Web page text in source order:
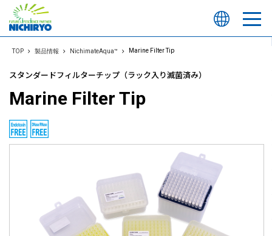
TOP 製品情報 NichimateAqua™ Marine Filter Tip
スタンダードフィルターチップ（ラック入り滅菌済み）
Marine Filter Tip